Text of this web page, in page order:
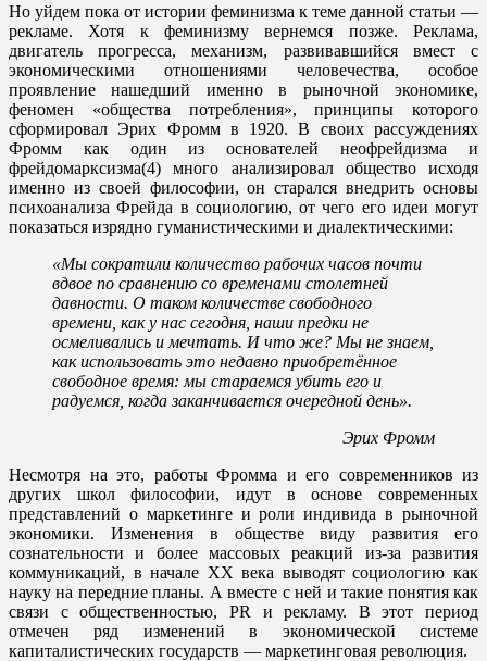
Но уйдем пока от истории феминизма к теме данной статьи —
рекламе. Хотя к феминизму вернемся позже. Реклама,
двигатель прогресса, механизм, развивавшийся вмест с
экономическими отношениями человечества, особое
проявление нашедший именно в рыночной экономике,
феномен «общества потребления», принципы которого
сформировал Эрих Фромм в 1920. В своих рассуждениях
Фромм как один из основателей неофрейдизма и
фрейдомарксизма(4) много анализировал общество исходя
именно из своей философии, он старался внедрить основы
психоанализа Фрейда в социологию, от чего его идеи могут
показаться изрядно гуманистическими и диалектическими:
«Мы сократили количество рабочих часов почти
вдвое по сравнению со временами столетней
давности. О таком количестве свободного
времени, как у нас сегодня, наши предки не
осмеливались и мечтать. И что же? Мы не знаем,
как использовать это недавно приобретённое
свободное время: мы стараемся убить его и
радуемся, когда заканчивается очередной день».
Эрих Фромм
Несмотря на это, работы Фромма и его современников из
других школ философии, идут в основе современных
представлений о маркетинге и роли индивида в рыночной
экономики. Изменения в обществе виду развития его
сознательности и более массовых реакций из-за развития
коммуникаций, в начале XX века выводят социологию как
науку на передние планы. А вместе с ней и такие понятия как
связи с общественностью, PR и рекламу. В этот период
отмечен ряд изменений в экономической системе
капиталистических государств — маркетинговая революция.